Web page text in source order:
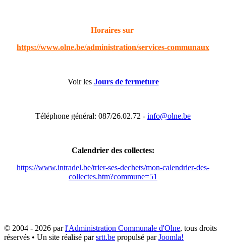
Horaires sur
https://www.olne.be/administration/services-communaux
Voir les Jours de fermeture
Téléphone général: 087/26.02.72 - info@olne.be
Calendrier des collectes:
https://www.intradel.be/trier-ses-dechets/mon-calendrier-des-
collectes.htm?commune=51
© 2004 - 2026 parl'Administration Communale d'Olne, tous droits
réservés • Un site réalisé parsrtt.be propulsé parJoomla!